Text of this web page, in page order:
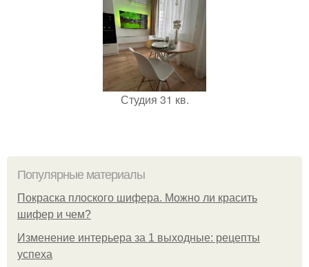
Студия 31 кв.
Популярные материалы
Покраска плоского шифера. Можно ли красить
шифер и чем?
Изменение интерьера за 1 выходные: рецепты
успеха